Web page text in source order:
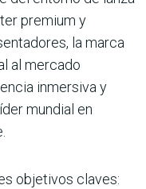
premium y
la marca
al mer­cado
inmersiva y
mundial en
objetivos claves: